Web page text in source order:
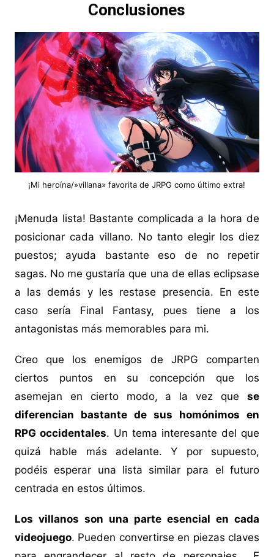
Conclusiones
¡Mi heroína/»villana» favorita de JRPG como último extra!
¡Menuda lista! Bastante complicada a la hora de
posicionar cada villano. No tanto elegir los diez
puestos; ayuda bastante eso de no repetir
sagas. No me gustaría que una de ellas eclipsase
a las demás y les restase presencia. En este
caso sería Final Fantasy, pues tiene a los
antagonistas más memorables para mi.
Creo que los enemigos de JRPG comparten
ciertos puntos en su concepción que los
asemejan en cierto modo, a la vez quese
diferencian bastante de sus homónimos en
RPG occidentales. Un tema interesante del que
quizá hable más adelante. Y por supuesto,
podéis esperar una lista similar para el futuro
centrada en estos últimos.
Los villanos son una parte esencial en cada
videojuego. Pueden convertirse en piezas claves